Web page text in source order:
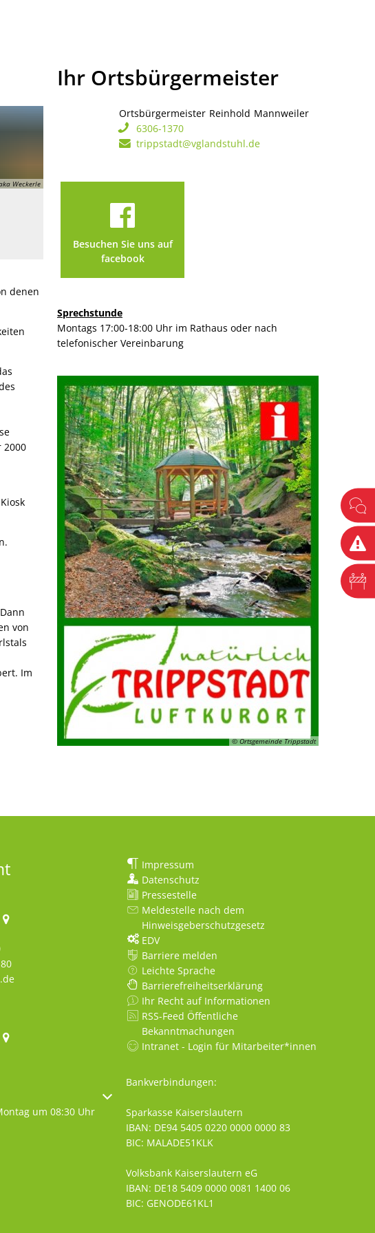
Weckerle
denen
2000
von
Im
Ihr Ortsbürgermeister
Ortsbürgermeister Reinhold Mannweiler
6306-1370
trippstadt@vglandstuhl.de
Besuchen Sie uns auf
facebook
Sprechstunde
Montags 17:00-18:00 Uhr im Rathaus oder nach
telefonischer Vereinbarung
© Ortsgemeinde Trippstadt
Öffnungs- oder Schließzeiten auszublenden
um 08:30 Uhr
Impressum
Datenschutz
Pressestelle
Meldestelle nach dem
Hinweisgeberschutzgesetz
EDV
Barriere melden
Leichte Sprache
Barrierefreiheitserklärung
Ihr Recht auf Informationen
RSS-Feed Öffentliche
Bekanntmachungen
Intranet - Login für Mitarbeiter*innen
Bankverbindungen:
Sparkasse Kaiserslautern
IBAN: DE94 5405 0220 0000 0000 83
BIC: MALADE51KLK
Volksbank Kaiserslautern eG
IBAN: DE18 5409 0000 0081 1400 06
BIC: GENODE61KL1